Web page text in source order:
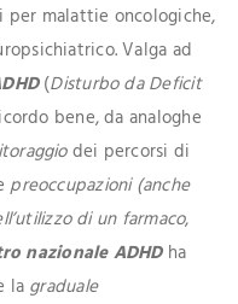
per malattie oncologiche,
Valga ad
(Disturbo da Deficit
bene, da analoghe
dei percorsi di
preoccupazioni (anche
di un farmaco,
nazionale ADHD ha
la graduale